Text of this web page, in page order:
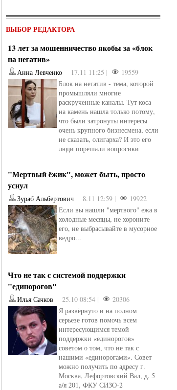
Ирина Иновели от kotyaravesel
ВЫБОР РЕДАКТОРА
13 лет за мошенничество якобы за «блок
на негатив»
Анна Левченко 17.11 11:25 |
19559
Блок на негатив - тема, которой
промышляли многие
раскрученные каналы. Тут коса
на камень нашла только потому,
что были затронуты интересы
очень крупного бизнесмена, если
не сказать, олигарха? И это его
люди порешали вопросики
"Мертвый ёжик", может быть, просто
уснул
Зураб Альбертович 8.11 12:59 |
19922
Если вы нашли "мертвого" ежа в
холодные месяцы, не хороните
его, не выбрасывайте в мусорное
ведро...
Что не так с системой поддержки
"единорогов"
Илья Сачков 25.10 08:54 |
20306
Я развёрнуто и на полном
серьезе готов помочь всем
интересующимся темой
поддержки «единорогов»
советом о том, что не так с
нашими «единорогами». Совет
можно получить по адресу г.
Москва, Лефортовский Вал, д. 5
а/я 201, ФКУ СИЗО-2